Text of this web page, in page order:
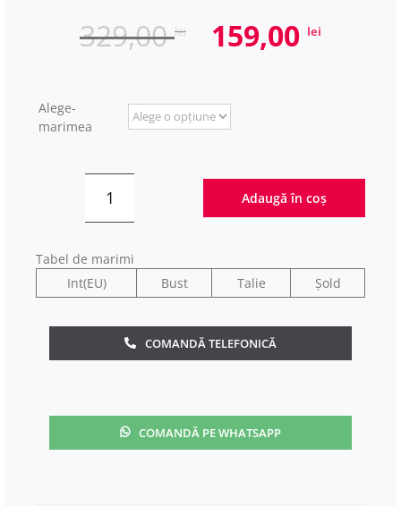
329,00lei Prețul
inițial
fost:
159,00 lei
Alege-
marimea
Cantitate
midi
Preciosa
Adaugă în coș
Tabel de marimi
Int(EU)
Bust Talie Șold
COMANDĂ TELEFONICĂ
COMANDĂ PE WHATSAPP